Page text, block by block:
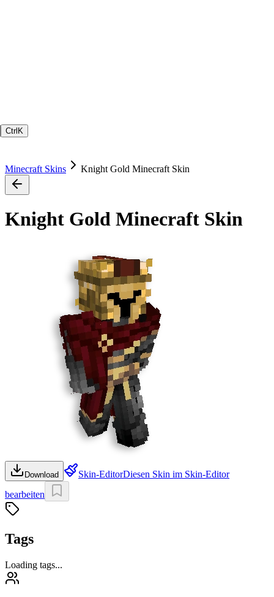
Ctrl K
Minecraft Skins Knight Gold Minecraft Skin
Knight Gold Minecraft Skin
Download Skin-EditorDiesen Skin im Skin-Editor
bearbeiten
Tags
Loading tags...